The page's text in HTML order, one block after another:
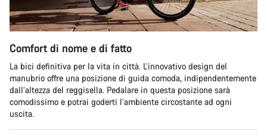
Comfort di nome e di fatto
La bici definitiva per la vita in città. L’innovativo design del
manubrio offre una posizione di guida comoda, indipendentemente
dall’altezza del reggisella. Pedalare in questa posizione sarà
comodissimo e potrai goderti l’ambiente circostante ad ogni
uscita.